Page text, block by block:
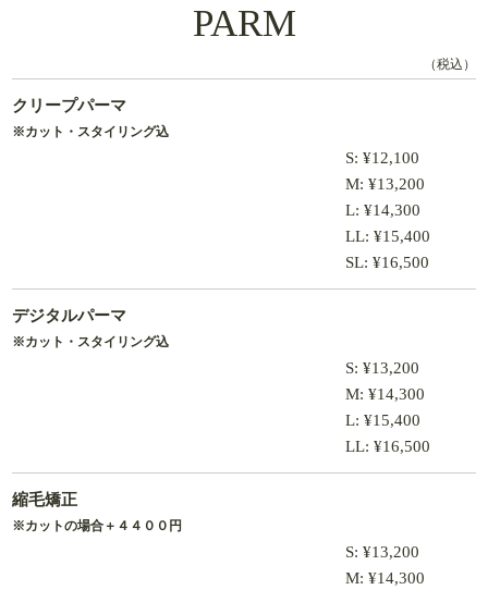
PARM
（税込）
クリープパーマ
※カット・スタイリング込
S: ¥12,100
M: ¥13,200
L: ¥14,300
LL: ¥15,400
SL: ¥16,500
デジタルパーマ
※カット・スタイリング込
S: ¥13,200
M: ¥14,300
L: ¥15,400
LL: ¥16,500
縮毛矯正
※カットの場合＋４４００円
S: ¥13,200
M: ¥14,300